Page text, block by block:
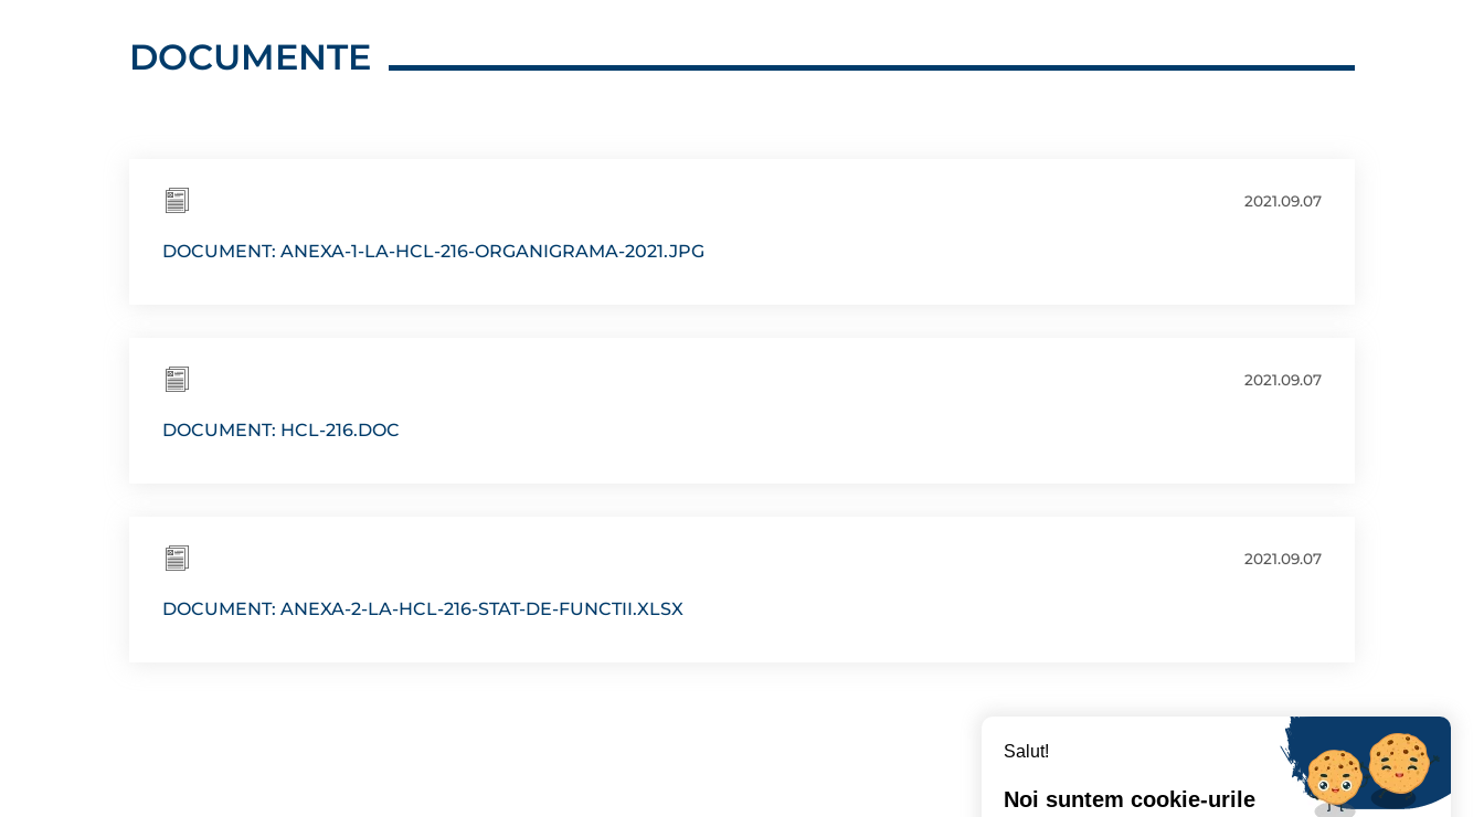
DOCUMENTE
2021.09.07
DOCUMENT: ANEXA-1-LA-HCL-216-ORGANIGRAMA-2021.JPG
2021.09.07
DOCUMENT: HCL-216.DOC
2021.09.07
DOCUMENT: ANEXA-2-LA-HCL-216-STAT-DE-FUNCTII.XLSX
Salut!
Noi suntem cookie-urile